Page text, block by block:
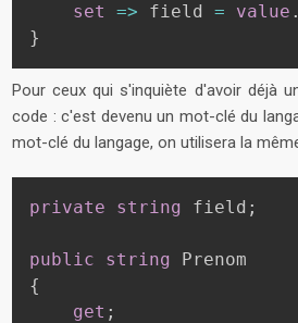
set
=> field = value .
}
Pour ceux qui s'inquiète d'avoir déjà
code : c'est devenu un mot-clé du
mot-clé du langage, on utilisera la
private string field ;
public string
{
get ;